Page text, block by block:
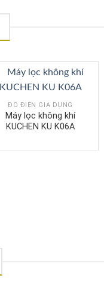
ĐỒ ĐIỆN GIA DỤNG
Máy lọc không khí
KUCHEN KU K06A